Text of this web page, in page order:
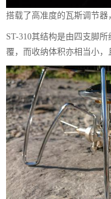
搭载了高准度的瓦斯调节
ST-310其结构是由四支脚
覆，而收纳体积亦相当小，